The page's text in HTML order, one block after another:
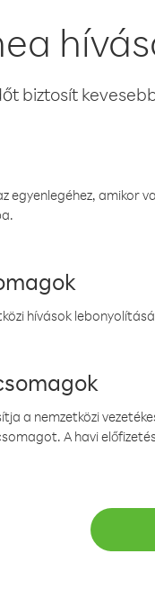
biztosít
egyenlegéhez,
hívások
a nemzetközi
A havi